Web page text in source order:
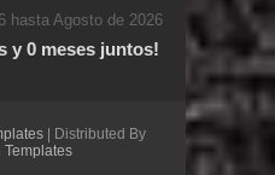
hasta Agosto de 2026
y 0 meses juntos!
| Distributed By
Templates